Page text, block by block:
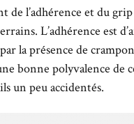
de l’adhérence et du
L’adhérence est
la présence de
bonne polyvalence de
un peu accidentés.